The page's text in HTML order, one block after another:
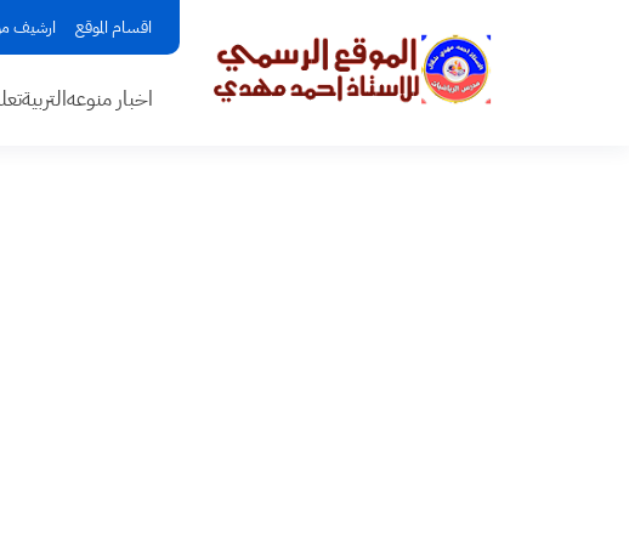
اقسام الموقع ارشيف
اخبار منوعهالتربية